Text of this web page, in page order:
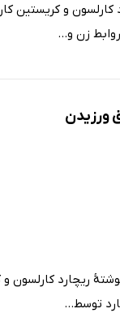
و کریستین
زن و...
ورزیدن
ریچارد کارلسون
توسط...